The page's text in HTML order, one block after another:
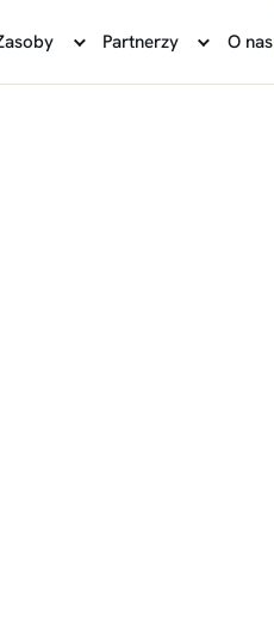
Partnerzy O nas